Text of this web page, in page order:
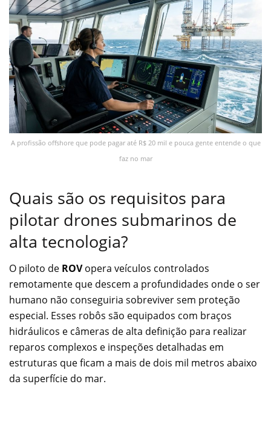
A profissão offshore que pode pagar até R$ 20 mil e pouca gente entende o que
faz no mar
Quais são os requisitos para
pilotar drones submarinos de
alta tecnologia?
O piloto de ROVopera veículos controlados
remotamente que descem a profundidades onde o ser
humano não conseguiria sobreviver sem proteção
especial. Esses robôs são equipados com braços
hidráulicos e câmeras de alta definição para realizar
reparos complexos e inspeções detalhadas em
estruturas que ficam a mais de dois mil metros abaixo
da superfície do mar.